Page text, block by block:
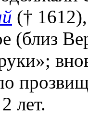
(†
(близ
лет.